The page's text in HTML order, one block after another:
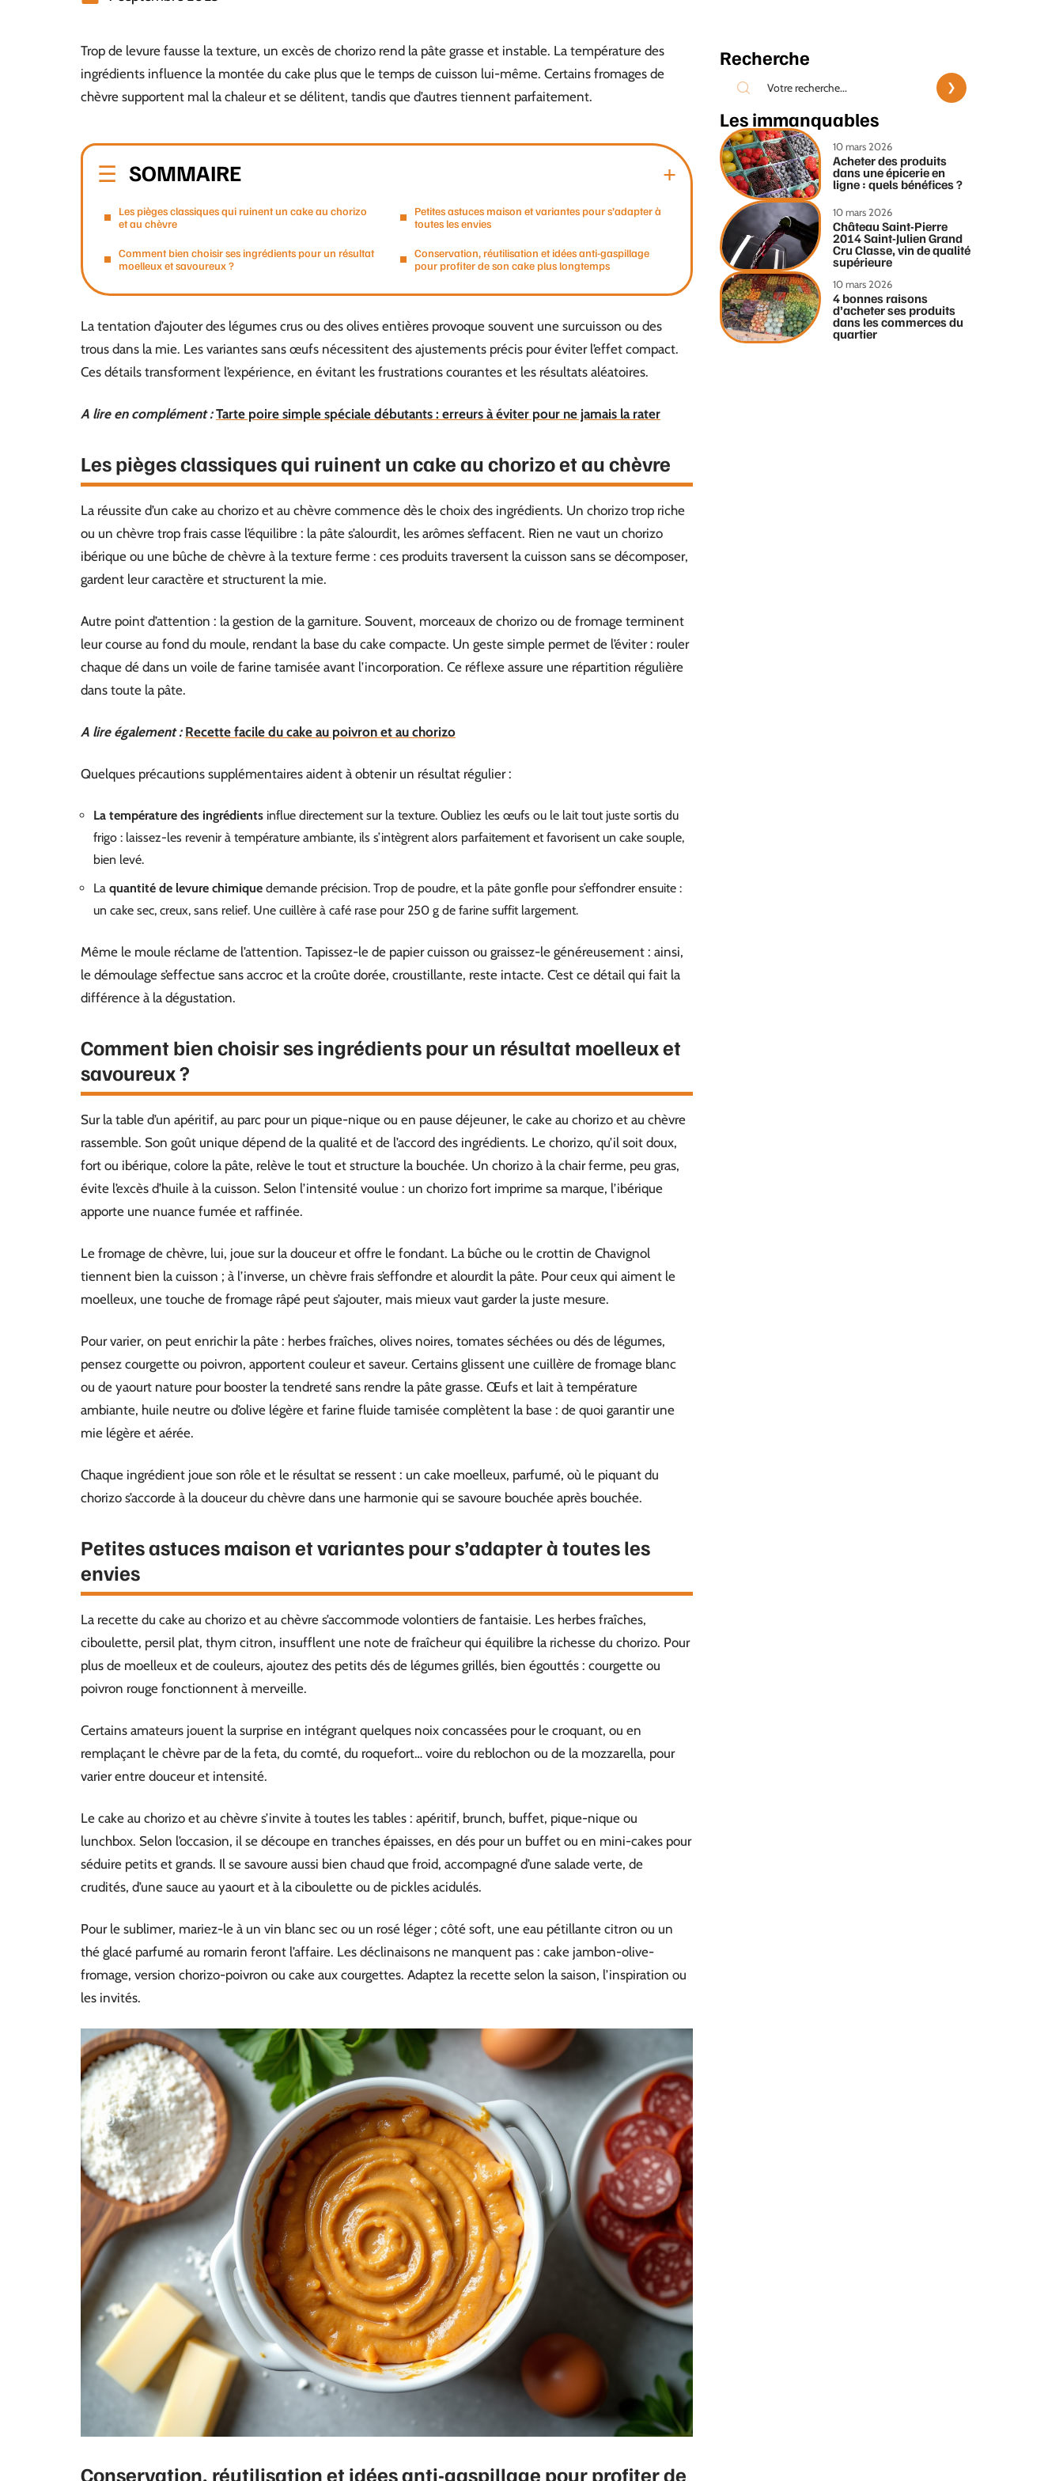
Trop de levure fausse la texture, un excès de chorizo rend la pâte grasse et instable. La température des
ingrédients influence la montée du cake plus que le temps de cuisson lui-même. Certains fromages de
chèvre supportent mal la chaleur et se délitent, tandis que d’autres tiennent parfaitement.
SOMMAIRE
Les pièges classiques qui ruinent un cake au chorizo
et au chèvre
Comment bien choisir ses ingrédients pour un résultat
moelleux et savoureux ?
Petites astuces maison et variantes pour s’adapter à
toutes les envies
Conservation, réutilisation et idées anti-gaspillage
pour profiter de son cake plus longtemps
La tentation d’ajouter des légumes crus ou des olives entières provoque souvent une surcuisson ou des
trous dans la mie. Les variantes sans œufs nécessitent des ajustements précis pour éviter l’effet compact.
Ces détails transforment l’expérience, en évitant les frustrations courantes et les résultats aléatoires.
A lire en complément : Tarte poire simple spéciale débutants : erreurs à éviter pour ne jamais la rater
Les pièges classiques qui ruinent un cake au chorizo et au chèvre
La réussite d’un cake au chorizo et au chèvre commence dès le choix des ingrédients. Un chorizo trop riche
ou un chèvre trop frais casse l’équilibre : la pâte s’alourdit, les arômes s’effacent. Rien ne vaut un chorizo
ibérique ou une bûche de chèvre à la texture ferme : ces produits traversent la cuisson sans se décomposer,
gardent leur caractère et structurent la mie.
Autre point d’attention : la gestion de la garniture. Souvent, morceaux de chorizo ou de fromage terminent
leur course au fond du moule, rendant la base du cake compacte. Un geste simple permet de l’éviter : rouler
chaque dé dans un voile de farine tamisée avant l’incorporation. Ce réflexe assure une répartition régulière
dans toute la pâte.
A lire également : Recette facile du cake au poivron et au chorizo
Quelques précautions supplémentaires aident à obtenir un résultat régulier :
La température des ingrédients influe directement sur la texture. Oubliez les œufs ou le lait tout juste sortis du
frigo : laissez-les revenir à température ambiante, ils s’intègrent alors parfaitement et favorisent un cake souple,
bien levé.
La quantité de levure chimique demande précision. Trop de poudre, et la pâte gonfle pour s’effondrer ensuite :
un cake sec, creux, sans relief. Une cuillère à café rase pour 250 g de farine suffit largement.
Même le moule réclame de l’attention. Tapissez-le de papier cuisson ou graissez-le généreusement : ainsi,
le démoulage s’effectue sans accroc et la croûte dorée, croustillante, reste intacte. C’est ce détail qui fait la
différence à la dégustation.
Comment bien choisir ses ingrédients pour un résultat moelleux et
savoureux ?
Sur la table d’un apéritif, au parc pour un pique-nique ou en pause déjeuner, le cake au chorizo et au chèvre
rassemble. Son goût unique dépend de la qualité et de l’accord des ingrédients. Le chorizo, qu’il soit doux,
fort ou ibérique, colore la pâte, relève le tout et structure la bouchée. Un chorizo à la chair ferme, peu gras,
évite l’excès d’huile à la cuisson. Selon l’intensité voulue : un chorizo fort imprime sa marque, l’ibérique
apporte une nuance fumée et raffinée.
Le fromage de chèvre, lui, joue sur la douceur et offre le fondant. La bûche ou le crottin de Chavignol
tiennent bien la cuisson ; à l’inverse, un chèvre frais s’effondre et alourdit la pâte. Pour ceux qui aiment le
moelleux, une touche de fromage râpé peut s’ajouter, mais mieux vaut garder la juste mesure.
Pour varier, on peut enrichir la pâte : herbes fraîches, olives noires, tomates séchées ou dés de légumes,
pensez courgette ou poivron, apportent couleur et saveur. Certains glissent une cuillère de fromage blanc
ou de yaourt nature pour booster la tendreté sans rendre la pâte grasse. Œufs et lait à température
ambiante, huile neutre ou d’olive légère et farine fluide tamisée complètent la base : de quoi garantir une
mie légère et aérée.
Chaque ingrédient joue son rôle et le résultat se ressent : un cake moelleux, parfumé, où le piquant du
chorizo s’accorde à la douceur du chèvre dans une harmonie qui se savoure bouchée après bouchée.
Petites astuces maison et variantes pour s’adapter à toutes les
envies
La recette du cake au chorizo et au chèvre s’accommode volontiers de fantaisie. Les herbes fraîches,
ciboulette, persil plat, thym citron, insufflent une note de fraîcheur qui équilibre la richesse du chorizo. Pour
plus de moelleux et de couleurs, ajoutez des petits dés de légumes grillés, bien égouttés : courgette ou
poivron rouge fonctionnent à merveille.
Certains amateurs jouent la surprise en intégrant quelques noix concassées pour le croquant, ou en
remplaçant le chèvre par de la feta, du comté, du roquefort… voire du reblochon ou de la mozzarella, pour
varier entre douceur et intensité.
Le cake au chorizo et au chèvre s’invite à toutes les tables : apéritif, brunch, buffet, pique-nique ou
lunchbox. Selon l’occasion, il se découpe en tranches épaisses, en dés pour un buffet ou en mini-cakes pour
séduire petits et grands. Il se savoure aussi bien chaud que froid, accompagné d’une salade verte, de
crudités, d’une sauce au yaourt et à la ciboulette ou de pickles acidulés.
Pour le sublimer, mariez-le à un vin blanc sec ou un rosé léger ; côté soft, une eau pétillante citron ou un
thé glacé parfumé au romarin feront l’affaire. Les déclinaisons ne manquent pas : cake jambon-olive-
fromage, version chorizo-poivron ou cake aux courgettes. Adaptez la recette selon la saison, l’inspiration ou
les invités.
Conservation, réutilisation et idées anti-gaspillage pour profiter de
Recherche
Les immanquables
10 mars 2026
Acheter des produits
dans une épicerie en
ligne : quels bénéfices ?
10 mars 2026
Château Saint-Pierre
2014 Saint-Julien Grand
Cru Classe, vin de qualité
supérieure
10 mars 2026
4 bonnes raisons
d’acheter ses produits
dans les commerces du
quartier